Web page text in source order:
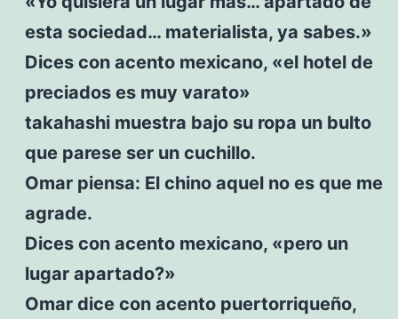
esta sociedad… materialista, ya sabes.»
Dices con acento mexicano, «el hotel de
preciados es muy varato»
takahashi muestra bajo su ropa un bulto
que parese ser un cuchillo.
Omar piensa: El chino aquel no es que me
agrade.
Dices con acento mexicano, «pero un
lugar apartado?»
Omar dice con acento puertorriqueño,